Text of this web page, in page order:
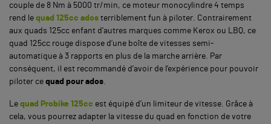
couple de 8 Nm à 5000 tr/min, ce moteur monocylindre 4 temps
rend le quad 125cc ados terriblement fun à piloter. Contrairement
aux quads 125cc enfant d’autres marques comme Kerox ou LBQ, ce
quad 125cc rouge dispose d’une boîte de vitesses semi-
automatique à 3 rapports en plus de la marche arrière. Par
conséquent, il est recommandé d’avoir de l’expérience pour pouvoir
piloter ce quad pour ados
Le quad Probike 125cc est équipé d’un limiteur de vitesse. Grâce à
cela, vous pourrez adapter la vitesse du quad en fonction de votre